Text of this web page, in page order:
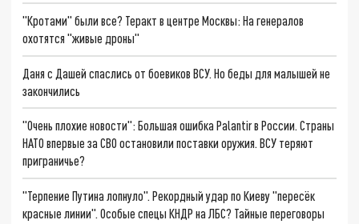
"Кротами" были все? Теракт в центре Москвы: На генералов
охотятся "живые дроны"
Даня с Дашей спаслись от боевиков ВСУ. Но беды для малышей не
закончились
"Очень плохие новости": Большая ошибка Palantir в России. Страны
НАТО впервые за СВО остановили поставки оружия. ВСУ теряют
приграничье?
"Терпение Путина лопнуло". Рекордный удар по Киеву "пересёк
красные линии". Особые спецы КНДР на ЛБС? Тайные переговоры